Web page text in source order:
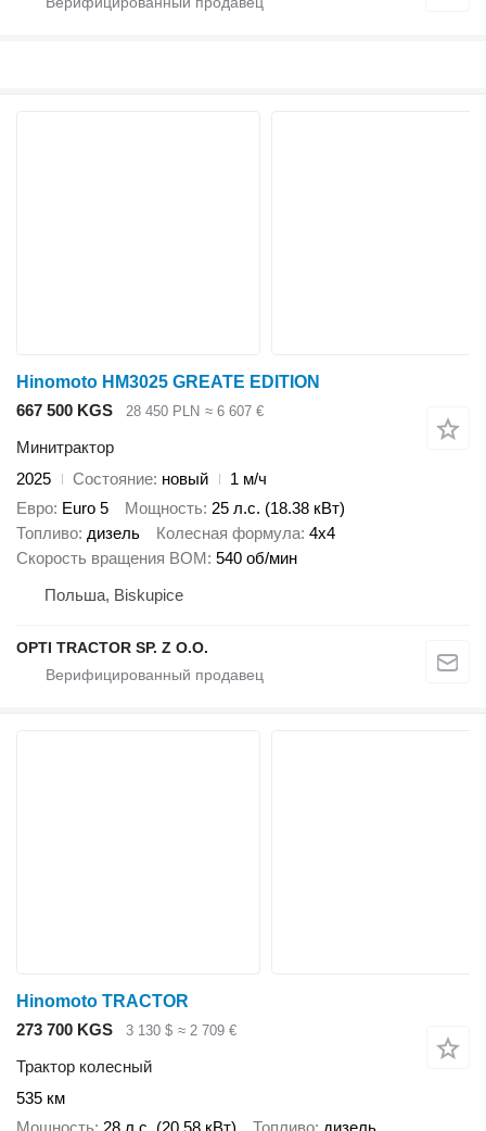
Hinomoto HM3025 GREATE EDITION
667 500 KGS
28 450 PLN ≈ 6 607 €
Минитрактор
2025
Состояние новый
1 м/ч
Евро Euro 5 Мощность 25 л.с. (18.38 кВт)
Топливо дизель Колесная формула 4x4
Скорость вращения ВОМ 540 об/мин
Польша, Biskupice
OPTI TRACTOR SP. Z O.O.
Hinomoto TRACTOR
273 700 KGS
3 130 $ ≈ 2 709 €
Трактор колесный
535 км
Мощность 28 л.с. (20.58 кВт) Топливо дизель